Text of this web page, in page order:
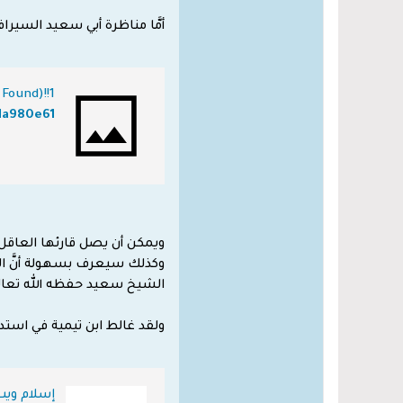
أمَّا مناظرة أبي سعيد
ويمكن أن يصل قارئها
وكذلك سيعرف بسهولة أنَّ
الشيخ سعيد حفظه الله
ولقد غالط ابن تيمية في